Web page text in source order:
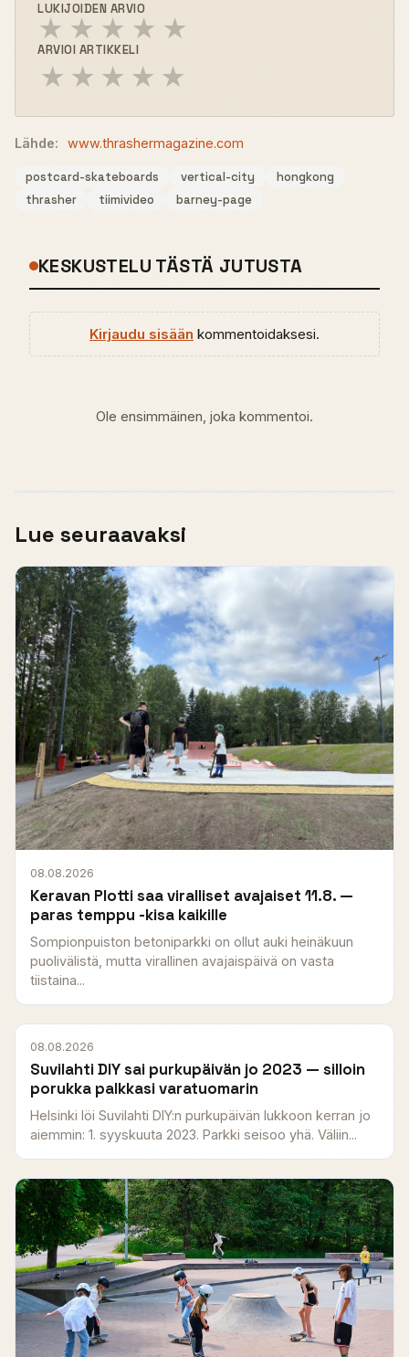
LUKIJOIDEN ARVIO
★ ★ ★ ★ ★
ARVIOI ARTIKKELI
★ ★ ★ ★ ★
Lähde: www.thrashermagazine.com
postcard-skateboards vertical-city
hongkong
thrasher
tiimivideo barney-page
KESKUSTELU TÄSTÄ JUTUSTA
Kirjaudu sisään kommentoidaksesi.
Ole ensimmäinen, joka kommentoi.
Lue seuraavaksi
08.08.2026
Keravan Plotti saa viralliset avajaiset 11.8. —
paras temppu -kisa kaikille
Sompionpuiston betoniparkki on ollut auki heinäkuun
puolivälistä, mutta virallinen avajaispäivä on vasta
tiistaina...
08.08.2026
Suvilahti DIY sai purkupäivän jo 2023 — silloin
porukka palkkasi varatuomarin
Helsinki löi Suvilahti DIY:n purkupäivän lukkoon kerran jo
aiemmin: 1. syyskuuta 2023. Parkki seisoo yhä. Väliin...